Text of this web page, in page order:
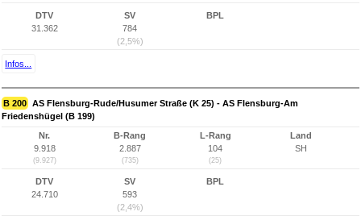
DTV
31.362
SV
784
(2,5%)
BPL
Infos...
B 200 AS Flensburg-Rude/Husumer Straße (K 25) - AS Flensburg-Am
Friedenshügel (B 199)
Nr.
9.918
(9.927)
B-Rang
2.887
(735)
L-Rang
104
(25)
Land
SH
DTV
24.710
SV
593
(2,4%)
BPL